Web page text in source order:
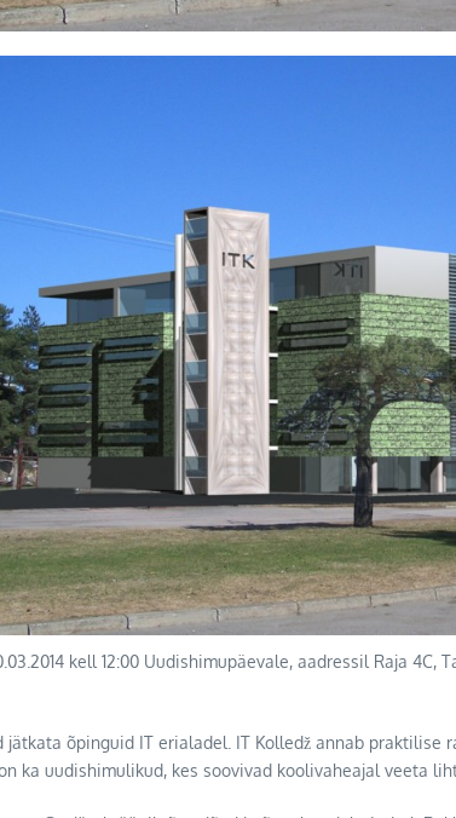
kell 12:00 Uudishimupäevale, aadressil Raja
õpinguid IT erialadel. IT Kolledž annab
ka uudishimulikud, kes soovivad koolivaheajal veeta